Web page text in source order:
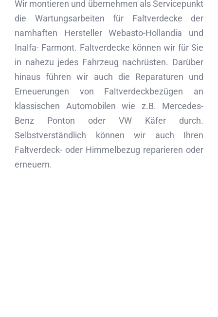
Wir montieren und übernehmen als Servicepunkt
die Wartungsarbeiten für Faltverdecke der
namhaften Hersteller Webasto-Hollandia und
Inalfa- Farmont. Faltverdecke können wir für Sie
in nahezu jedes Fahrzeug nachrüsten. Darüber
hinaus führen wir auch die Reparaturen und
Erneuerungen von Faltverdeckbezügen an
klassischen Automobilen wie z.B. Mercedes-
Benz Ponton oder VW Käfer durch.
Selbstverständlich können wir auch Ihren
Faltverdeck- oder Himmelbezug reparieren oder
erneuern.